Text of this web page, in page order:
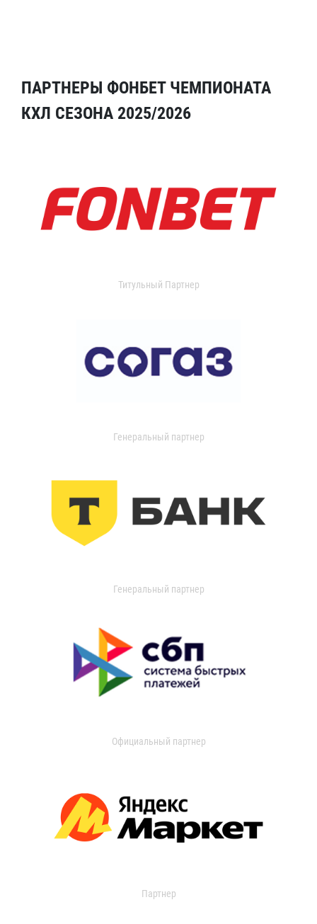
ПАРТНЕРЫ ФОНБЕТ ЧЕМПИОНАТА
КХЛ СЕЗОНА 2025/2026
Титульный Партнер
Генеральный партнер
Генеральный партнер
Официальный партнер
Партнер